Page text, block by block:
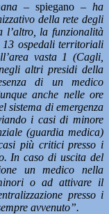
– spiegano – ha
della rete degli
l’altro, la funzionalità
ospedali territoriali
vasta 1 (Cagli,
altri presidi della
di un medico
anche nelle ore
sistema di emergenza
i casi di minore
(guardia medica)
più critici presso i
In caso di uscita del
un medico nella
o ad attivare il
presso i
avvenuto”.